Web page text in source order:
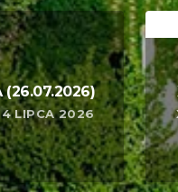
(26.07.2026)
LIPCA 2026